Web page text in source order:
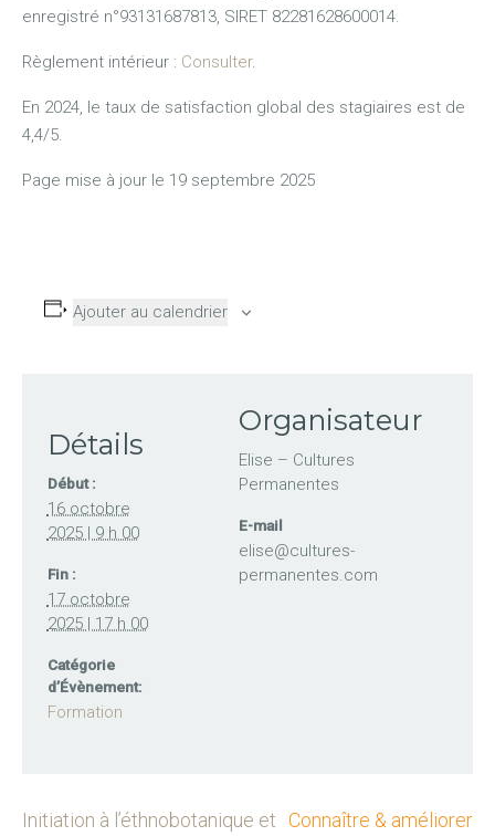
enregistré n°93131687813, SIRET 82281628600014.
Règlement intérieur : Consulter.
En 2024, le taux de satisfaction global des stagiaires est de
4,4/5.
Page mise à jour le 19 septembre 2025
Ajouter au calendrier
Détails
Début :
16 octobre
2025 | 9 h 00
Fin :
17 octobre
2025 | 17 h 00
Catégorie
d’Évènement:
Formation
Organisateur
Elise – Cultures
Permanentes
E-mail
elise@cultures-
permanentes.com
Initiation à l’éthnobotanique et Connaître & améliorer